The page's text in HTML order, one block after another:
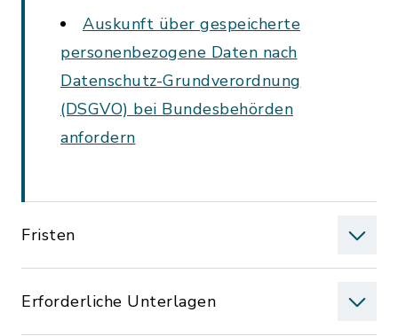
Auskunft über gespeicherte
personenbezogene Daten nach
Datenschutz-Grundverordnung
(DSGVO) bei Bundesbehörden
anfordern
Fristen
Erforderliche Unterlagen